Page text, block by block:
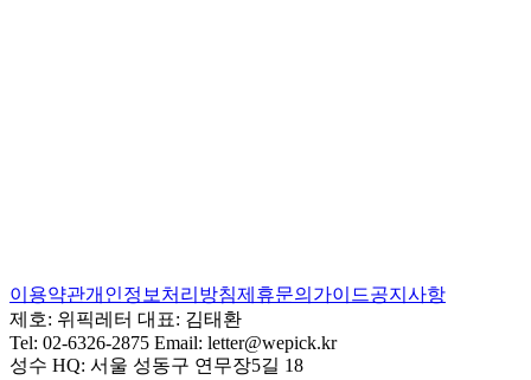
이용약관개인정보처리방침제휴문의 가이드공지사항
제호: 위픽레터 대표: 김태환
Tel: 02-6326-2875 Email: letter@wepick.kr
성수 HQ: 서울 성동구 연무장5길 18